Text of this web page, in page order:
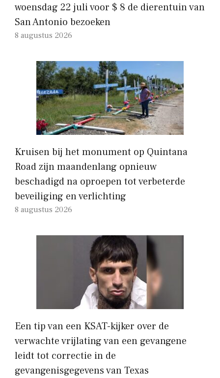
woensdag 22 juli voor $ 8 de dierentuin van
San Antonio bezoeken
8 augustus 2026
Kruisen bij het monument op Quintana
Road zijn maandenlang opnieuw
beschadigd na oproepen tot verbeterde
beveiliging en verlichting
8 augustus 2026
Een tip van een KSAT-kijker over de
verwachte vrijlating van een gevangene
leidt tot correctie in de
gevangenisgegevens van Texas